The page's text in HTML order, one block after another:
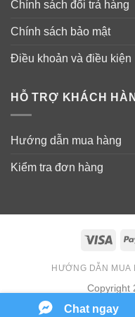
Made Vitamin E
Dùng 1 viên mỗi ngày
Viên uống E 450mg
giúp bạn nuốt dễ hơn
Chính sách đổi trả hàng
Chính sách bảo mật
Điều khoản và điều kiện
HỖ TRỢ KHÁCH
Hướng dẫn mua hàng
Kiểm tra đơn hàng
Visa
HƯỚNG DẪN MUA
Copyright
Chat ngay